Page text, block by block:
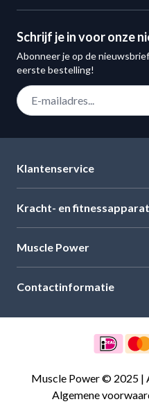
Schrijf je in voor onze
Abonneer je op de
eerste bestelling!
Klantenservice
Kracht- en
Muscle Power
Contactinformatie
Muscle Power © 2025 |
Algemene